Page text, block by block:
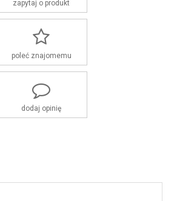
zapytaj o produkt
poleć znajomemu
dodaj opinię